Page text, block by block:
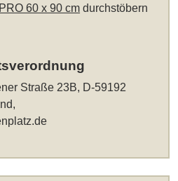
60 x 90 cm durchstöbern
Straße 23B, D-59192